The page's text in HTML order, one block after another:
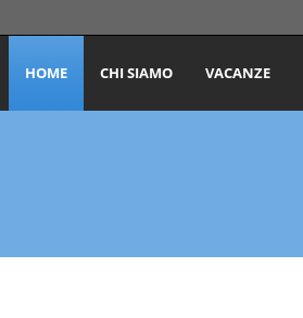
HOME CHI SIAMO VACANZE